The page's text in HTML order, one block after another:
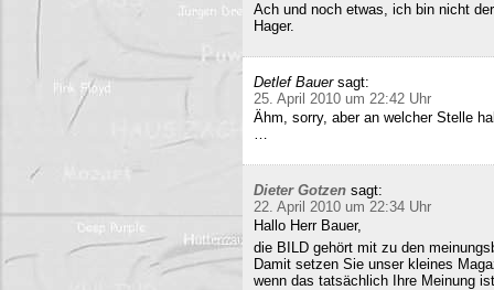
Ach und noch etwas, ich bin nicht
Hager.
Detlef Bauer sagt:
25. April 2010 um 22:42 Uhr
Ähm, sorry, aber an welcher Stelle
…
Dieter Gotzen sagt:
22. April 2010 um 22:34 Uhr
Hallo Herr Bauer,
die BILD gehört mit zu den
Damit setzen Sie unser kleines
wenn das tatsächlich Ihre Meinung